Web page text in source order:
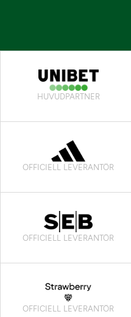
HUVUDPARTNER
OFFICIELL LEVERANTÖR
OFFICIELL LEVERANTÖR
OFFICIELL LEVERANTÖR